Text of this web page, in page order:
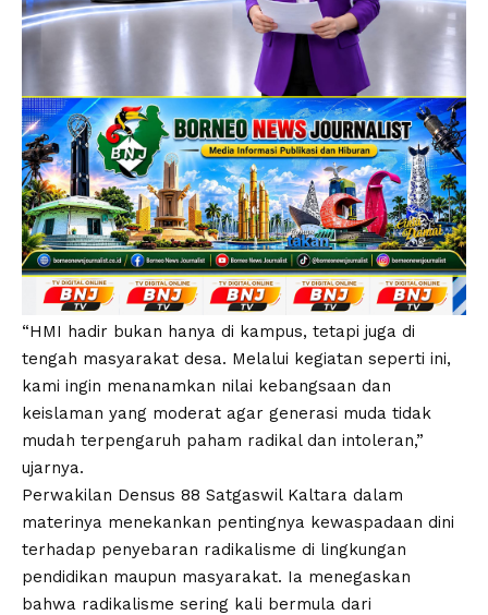
“HMI hadir bukan hanya di kampus, tetapi juga di
tengah masyarakat desa. Melalui kegiatan seperti ini,
kami ingin menanamkan nilai kebangsaan dan
keislaman yang moderat agar generasi muda tidak
mudah terpengaruh paham radikal dan intoleran,”
ujarnya.
Perwakilan Densus 88 Satgaswil Kaltara dalam
materinya menekankan pentingnya kewaspadaan dini
terhadap penyebaran radikalisme di lingkungan
pendidikan maupun masyarakat. Ia menegaskan
bahwa radikalisme sering kali bermula dari